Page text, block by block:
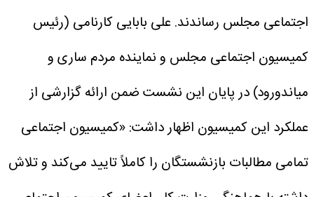
اجتماعی مجلس رساندند. علی بابایی کارنامی (رئیس
کمیسیون اجتماعی مجلس و نماینده مردم ساری و
میاندورود) در پایان این نشست ضمن ارائه گزارشی از
عملکرد این کمیسیون اظهار داشت: «کمیسیون اجتماعی
تمامی مطالبات بازنشستگان را کاملاً تایید می‌کند و تلاش